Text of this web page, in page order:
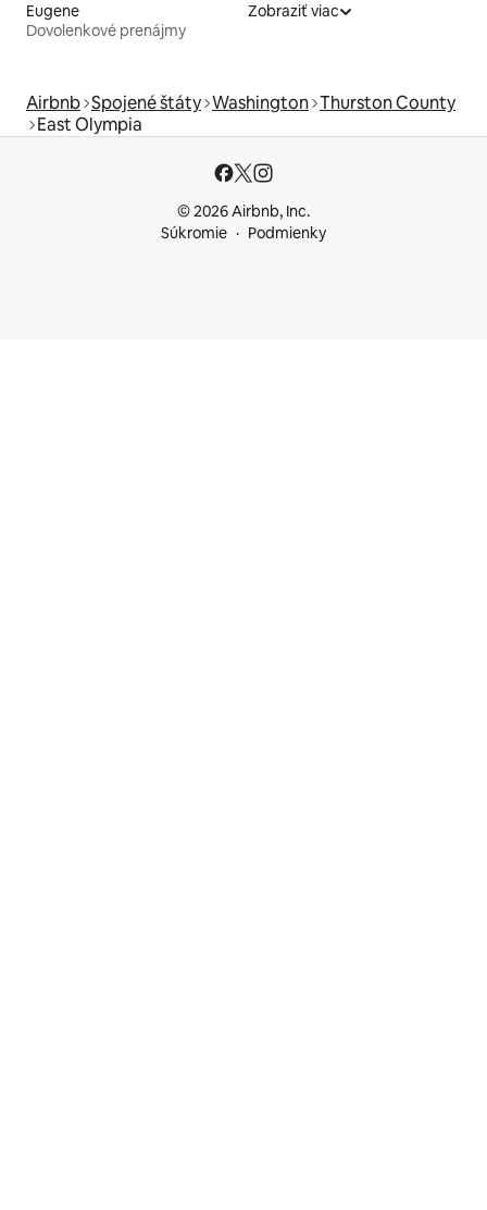
Eugene
Dovolenkové prenájmy
Zobraziť viac
Airbnb Spojené štáty Washington Thurston County
East Olympia
© 2026 Airbnb, Inc.
Súkromie
Podmienky